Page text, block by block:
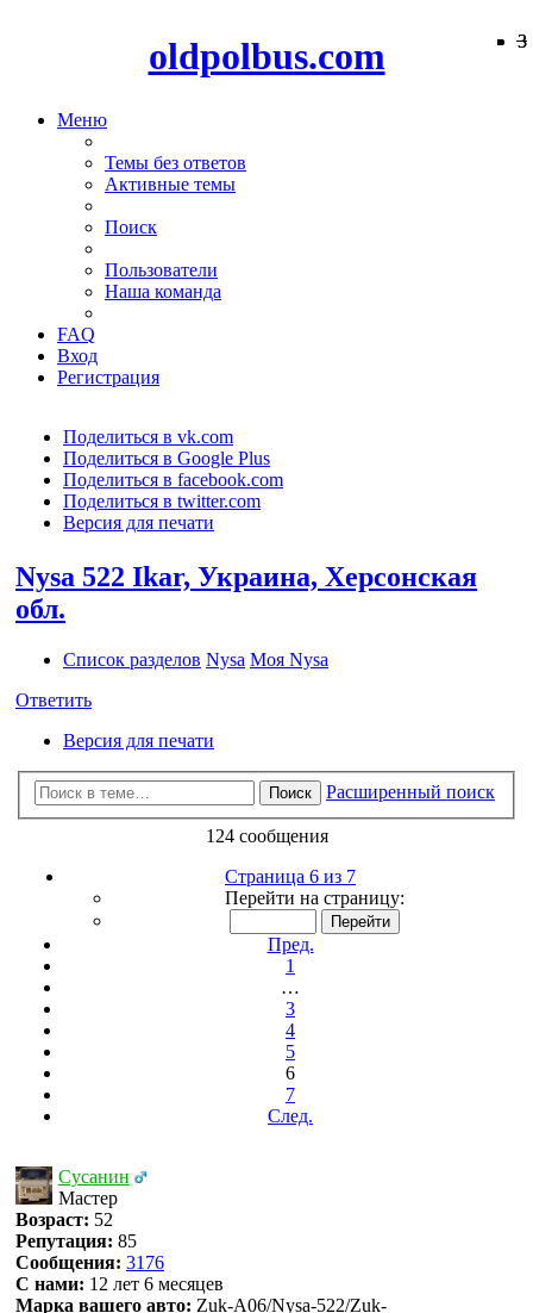
oldpolbus.com
Меню
Темы без ответов
Активные темы
Поиск
Пользователи
Наша команда
FAQ
Вход
Регистрация
Поделиться в vk.com
Поделиться в Google Plus
Поделиться в facebook.com
Поделиться в twitter.com
Версия для печати
Nysa 522 Ikar, Украина, Херсонская
обл.
Список разделов Nysa Моя Nysa
Ответить
Версия для печати
Поиск Расширенный поиск
124 сообщения
Страница 6 из 7
Перейти на страницу:
Пред.
1
…
3
4
5
6
7
След.
Сусанин
Мастер
Возраст: 52
Репутация: 85
Сообщения: 3176
С нами: 12 лет 6 месяцев
Марка вашего авто: Zuk-A06/Nysa-522/Zuk-
−
−
−
−
−
−
−
−
−
−
−
−
−
−
3
3
−
−
−
−